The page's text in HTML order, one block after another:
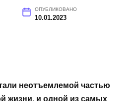
ОПУБЛИКОВАНО
10.01.2023
неотъемлемой частью
жизни, и одной из самых